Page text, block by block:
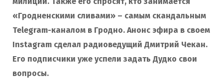
«Гродненскими сливами» – самым скандальным
Telegram-каналом в Гродно. Анонс эфира в своем
Instagram сделал радиоведущий Дмитрий Чекан.
Его подписчики уже успели задать Дудко свои
вопросы.